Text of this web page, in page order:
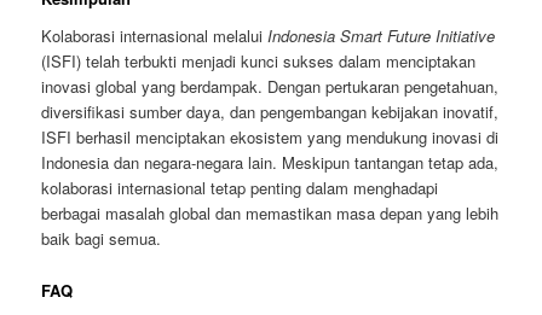
Kolaborasi internasional melaluiIndonesia Smart Future Initiative
(ISFI) telah terbukti menjadi kunci sukses dalam menciptakan
inovasi global yang berdampak. Dengan pertukaran pengetahuan,
diversifikasi sumber daya, dan pengembangan kebijakan inovatif,
ISFI berhasil menciptakan ekosistem yang mendukung inovasi di
Indonesia dan negara-negara lain. Meskipun tantangan tetap ada,
kolaborasi internasional tetap penting dalam menghadapi
berbagai masalah global dan memastikan masa depan yang lebih
baik bagi semua.
FAQ